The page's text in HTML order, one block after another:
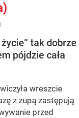
tak dobrze
pójdzie cała
wreszcie
z zupą zastępują
przed